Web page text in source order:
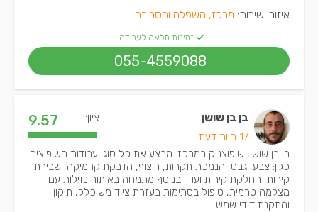
איזורי שירות: מרכז, השפלה והסביבה
זמינות מלאה לעבודה
055-4559088
בן בן שושן
17 חוות דעת
ציון: 9.57
בן בן שושן, שיפוצניק במרכז. מבצע את כל סוגי עבודות השיפוצים
כגון: צבע, גבס, הנמכת תקרות, ריצוף, הדבקת קרמיקה, שבירת
קירות, החלקת קירות ועוד. בנוסף מתמחה באיתור נזילות עם
מצלמה טרמית, טיפול בסתימות בעזרת ציוד משוכלל, תיקון
והתקנת דודי שמש ו...